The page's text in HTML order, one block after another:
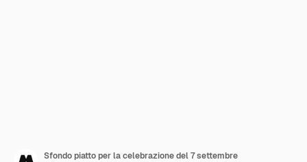
Sfondo piatto per la celebrazione del 7 settembre